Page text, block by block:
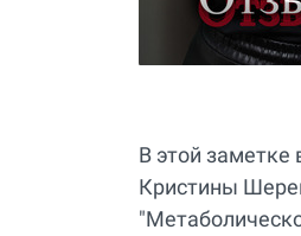
В этой заметке
Кристины